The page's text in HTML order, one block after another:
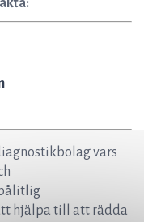
vars
hjälpa till att rädda